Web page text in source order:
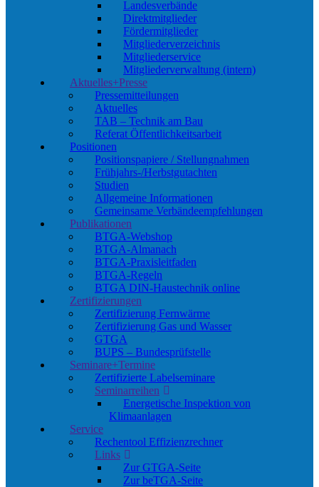
Landesverbände
Direktmitglieder
Fördermitglieder
Mitgliederverzeichnis
Mitgliederservice
Mitgliederverwaltung (intern)
Aktuelles+Presse
Pressemitteilungen
Aktuelles
TAB – Technik am Bau
Referat Öffentlichkeitsarbeit
Positionen
Positionspapiere / Stellungnahmen
Frühjahrs-/Herbstgutachten
Studien
Allgemeine Informationen
Gemeinsame Verbändeempfehlungen
Publikationen
BTGA-Webshop
BTGA-Almanach
BTGA-Praxisleitfaden
BTGA-Regeln
BTGA DIN-Haustechnik online
Zertifizierungen
Zertifizierung Fernwärme
Zertifizierung Gas und Wasser
GTGA
BUPS – Bundesprüfstelle
Seminare+Termine
Zertifizierte Labelseminare
Seminarreihen
Energetische Inspektion von
Klimaanlagen
Service
Rechentool Effizienzrechner
Links
Zur GTGA-Seite
Zur beTGA-Seite